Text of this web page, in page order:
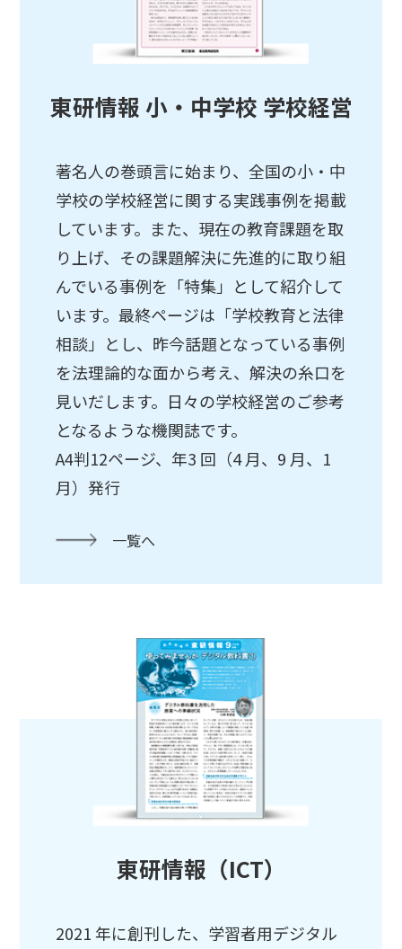
東研情報 小・中学校 学校経営
著名人の巻頭言に始まり、全国の小・中
学校の学校経営に関する実践事例を掲載
しています。また、現在の教育課題を取
り上げ、その課題解決に先進的に取り組
んでいる事例を「特集」として紹介して
います。最終ページは「学校教育と法律
相談」とし、昨今話題となっている事例
を法理論的な面から考え、解決の糸口を
見いだします。日々の学校経営のご参考
となるような機関誌です。
A4判12ページ、年3 回（4 月、9 月、1
月）発行
一覧へ
東研情報（ICT）
2021 年に創刊した、学習者用デジタル